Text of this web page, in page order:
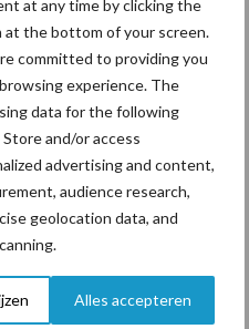
at any time by clicking the
at the bottom of your screen.
committed to providing you
experience. The
data for the following
and/or access
advertising and content,
audience research,
geolocation data, and
Alles accepteren
greep
een vaak
risicofactor voor
ziet volume en
groeien in krimpende
markt
tips voor een